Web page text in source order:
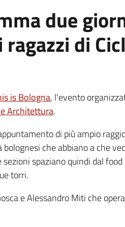
due
di
is Bologna, l'evento
Architettura.
di più ampio
che abbiano a che
spaziano quindi dal food
torri.
e Alessandro Miti che